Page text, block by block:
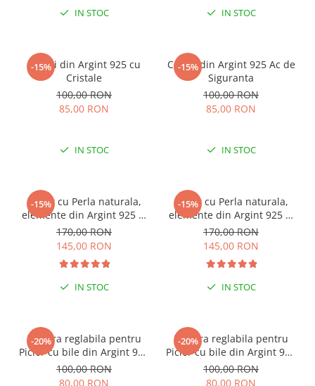
IN STOC IN STOC
-15%
Cercei din Argint 925 cu
Cristale
100,00 RON
85,00 RON
IN STOC
-15%
Cercei din Argint 925 Ac de
Siguranta
100,00 RON
85,00 RON
IN STOC
-15%
Colier cu Perla naturala,
elemente din Argint 925 si
margele Miyuki, multicolor
170,00 RON
145,00 RON
IN STOC
-15%
Colier cu Perla naturala,
elemente din Argint 925 si
margele Miyuki, verde/kiwi
170,00 RON
145,00 RON
IN STOC
-20%
Bratara reglabila pentru
Picior cu bile din Argint 925
si margele Miyuki rosii
100,00 RON
80,00 RON
-20%
Bratara reglabila pentru
Picior cu bile din Argint 925
si margele Miyuki verzi
100,00 RON
80,00 RON